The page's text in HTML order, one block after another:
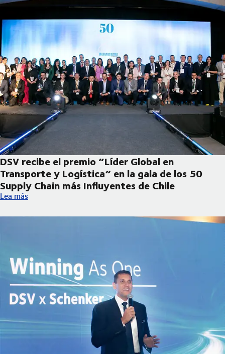
DSV recibe el premio “Líder Global en
Transporte y Logística” en la gala de los 50
Supply Chain más Influyentes de Chile
DSV recibe el premio “Líder Global en Transporte y Logística”
Lea más